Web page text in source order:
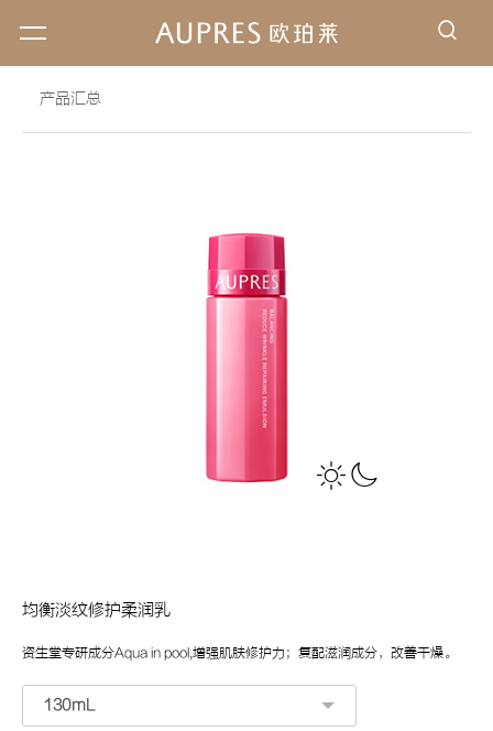
产品汇总
均衡淡纹修护柔润乳
资生堂专研成分Aqua in pool,增强肌肤修护力；复配滋润成分，改善干燥。